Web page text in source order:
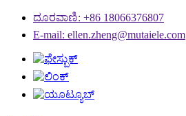
ದೂರವಾಣಿ: +86 18066376807
E-mail: ellen.zheng@mutaiele.com